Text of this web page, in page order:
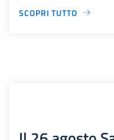
SCOPRI TUTTO